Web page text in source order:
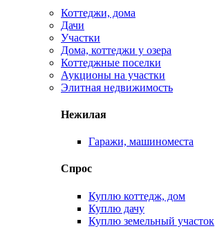
Коттеджи, дома
Дачи
Участки
Дома, коттеджи у озера
Коттеджные поселки
Аукционы на участки
Элитная недвижимость
Нежилая
Гаражи, машиноместа
Спрос
Куплю коттедж, дом
Куплю дачу
Куплю земельный участок